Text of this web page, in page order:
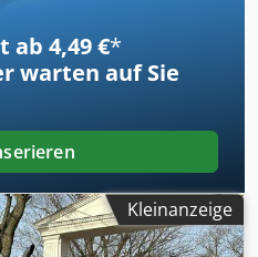
ab 4,49 €*
warten auf Sie
Kleinanzeige